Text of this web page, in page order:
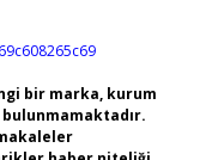
bir marka, kurum